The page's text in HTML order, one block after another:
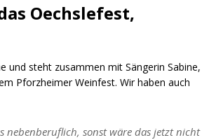
Oechslefest,
und steht zusammen mit Sängerin Sabine,
Pforzheimer Weinfest. Wir haben auch
nebenberuflich, sonst wäre das jetzt nicht